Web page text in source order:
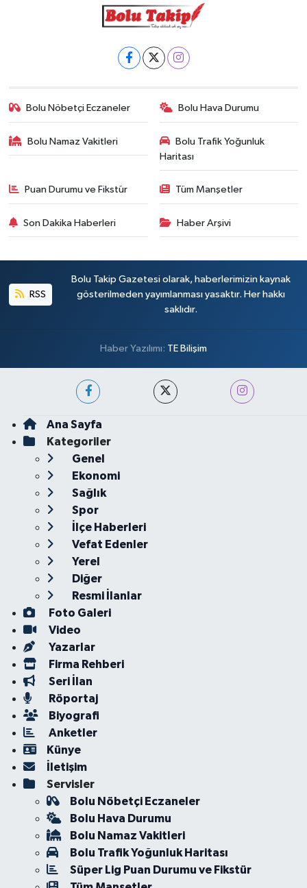
Bolu Nöbetçi Eczaneler Bolu Hava Durumu
Bolu Namaz Vakitleri
Bolu Trafik Yoğunluk
Haritası
Puan Durumu ve Fikstür Tüm Manşetler
Son Dakika Haberleri Haber Arşivi
RSS
Bolu Takip Gazetesi olarak, haberlerimizin kaynak
gösterilmeden yayımlanması yasaktır. Her hakkı
saklıdır.
Haber Yazılımı: TE Bilişim
Ana Sayfa
Kategoriler
Genel
Ekonomi
Sağlık
Spor
İlçe Haberleri
Vefat Edenler
Yerel
Diğer
Resmi İlanlar
Foto Galeri
Video
Yazarlar
Firma Rehberi
Seri İlan
Röportaj
Biyografi
Anketler
Künye
İletişim
Servisler
Bolu Nöbetçi Eczaneler
Bolu Hava Durumu
Bolu Namaz Vakitleri
Bolu Trafik Yoğunluk Haritası
Süper Lig Puan Durumu ve Fikstür